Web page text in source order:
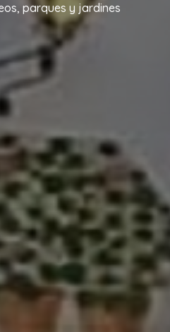
parques y jardines